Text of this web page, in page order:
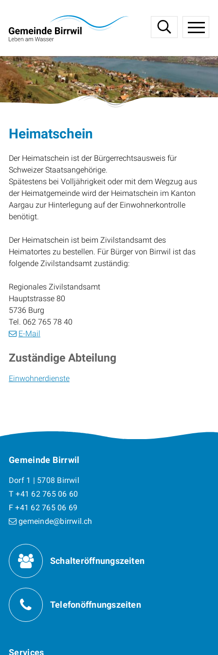
Navigieren in Birrwil
Heimatschein
Der Heimatschein ist der Bürgerrechtsausweis für
Schweizer Staatsangehörige.
Spätestens bei Volljährigkeit oder mit dem Wegzug aus
der Heimatgemeinde wird der Heimatschein im Kanton
Aargau zur Hinterlegung auf der Einwohnerkontrolle
benötigt.
Der Heimatschein ist beim Zivilstandsamt des
Heimatortes zu bestellen. Für Bürger von Birrwil ist das
folgende Zivilstandsamt zuständig:
Regionales Zivilstandsamt
Hauptstrasse 80
5736 Burg
Tel. 062 765 78 40
E-Mail
Zuständige Abteilung
Einwohnerdienste
Footer
Gemeinde Birrwil
Dorf 1 | 5708 Birrwil
T +41 62 765 06 60
F +41 62 765 06 69
gemeinde@birrwil.ch
Öffnungszeiten
Schalteröffnungszeiten
Telefonöffnungszeiten
Services